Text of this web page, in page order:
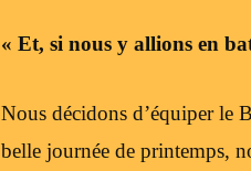
« Et, si nous y allions en
Nous décidons d’équiper le
belle journée de printemps,